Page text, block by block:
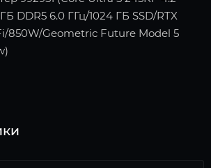
DDR5 6.0 ГГц/1024 ГБ SSD/RTX
850W/Geometric Future Model 5